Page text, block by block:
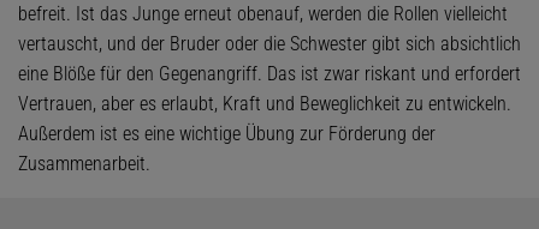
befreit. Ist das Junge erneut obenauf, werden die Rollen vielleicht
vertauscht, und der Bruder oder die Schwester gibt sich absichtlich
eine Blöße für den Gegenangriff. Das ist zwar riskant und erfordert
Vertrauen, aber es erlaubt, Kraft und Beweglichkeit zu entwickeln.
Außerdem ist es eine wichtige Übung zur Förderung der
Zusammenarbeit.